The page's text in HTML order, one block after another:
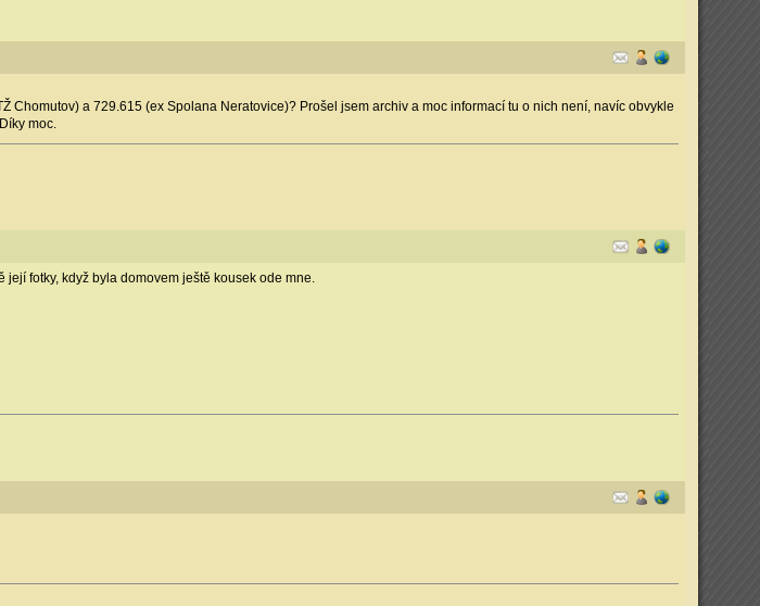
Chomutov) a 729.615 (ex Spolana Neratovice)? Prošel jsem archiv a moc informací tu o nich není, navíc obvykle
moc.
její fotky, když byla domovem ještě kousek ode mne.